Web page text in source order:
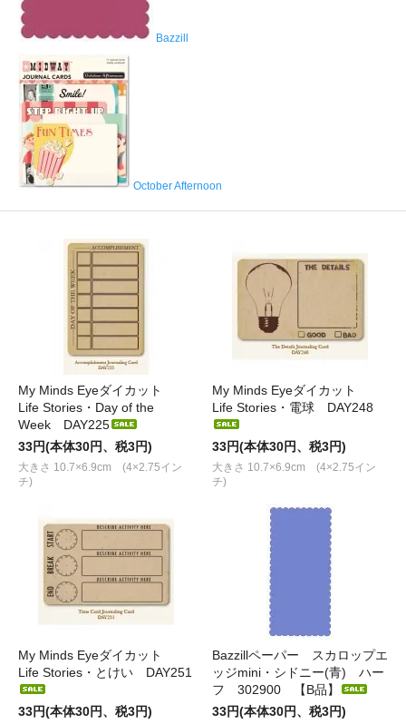
Bazzill
October Afternoon
My Minds Eyeダイカット
Life Stories・Day of the
Week DAY225
33円(本体30円、税3円)
大きさ 10.7×6.9cm (4×2.75イン
チ)
My Minds Eyeダイカット
Life Stories・電球 DAY248
33円(本体30円、税3円)
大きさ 10.7×6.9cm (4×2.75イン
チ)
My Minds Eyeダイカット
Life Stories・とけい DAY251
33円(本体30円、税3円)
Bazzillペーパー スカロップエ
ッジmini・シドニー(青) ハー
フ 302900 【B品】
33円(本体30円、税3円)